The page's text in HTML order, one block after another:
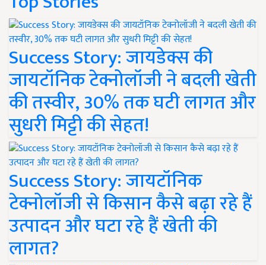
Success Story: जायडेक्स की
जायटॉनिक टेक्नोलॉजी ने बदली खेती
की तस्वीर, 30% तक घटी लागत और
सुधरी मिट्टी की सेहत!
Success Story: जायटॉनिक
टेक्नोलॉजी से किसान कैसे बढ़ा रहे हैं
उत्पादन और घटा रहे हैं खेती की
लागत?